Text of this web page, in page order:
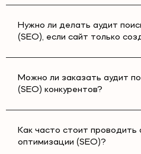
Нужно ли делать аудит
(SEO), если сайт только
Можно ли заказать аудит
(SEO) конкурентов?
Как часто стоит проводить
оптимизации (SEO)?